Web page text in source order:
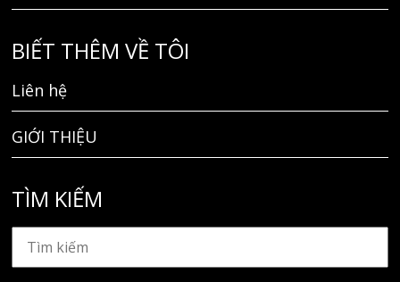
BIẾT THÊM VỀ TÔI
Liên hệ
GIỚI THIỆU
TÌM KIẾM